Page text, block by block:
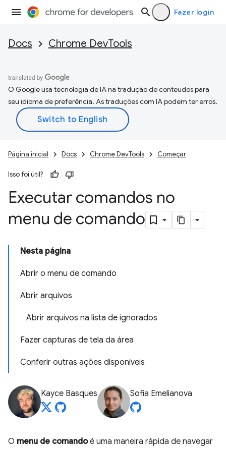
Fazer login
Docs Chrome DevTools
O Google usa tecnologia de IA na tradução de conteúdos para
seu idioma de preferência. As traduções com IA podem ter erros.
Página inicial Docs Chrome DevTools Começar
Isso foi útil?
Executar comandos no
menu de comando
Nesta página
Abrir o menu de comando
Abrir arquivos
Abrir arquivos na lista de ignorados
Fazer capturas de tela da área
Conferir outras ações disponíveis
Kayce Basques Sofia Emelianova
O menu de comandoé uma maneira rápida de navegar